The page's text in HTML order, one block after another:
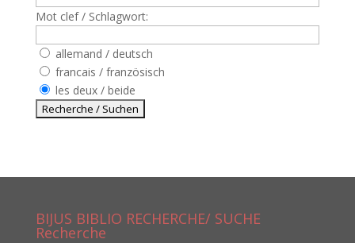
Mot clef / Schlagwort:
allemand / deutsch
francais / französisch
les deux / beide
BIJUS BIBLIO RECHERCHE/ SUCHE
Recherche